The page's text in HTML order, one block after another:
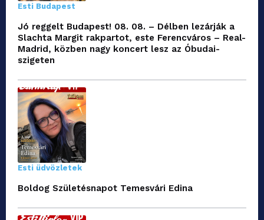
Esti Budapest
Jó reggelt Budapest! 08. 08. – Délben lezárják a
Slachta Margit rakpartot, este Ferencváros – Real-
Madrid, közben nagy koncert lesz az Óbudai-
szigeten
Esti üdvözletek
Boldog Születésnapot Temesvári Edina